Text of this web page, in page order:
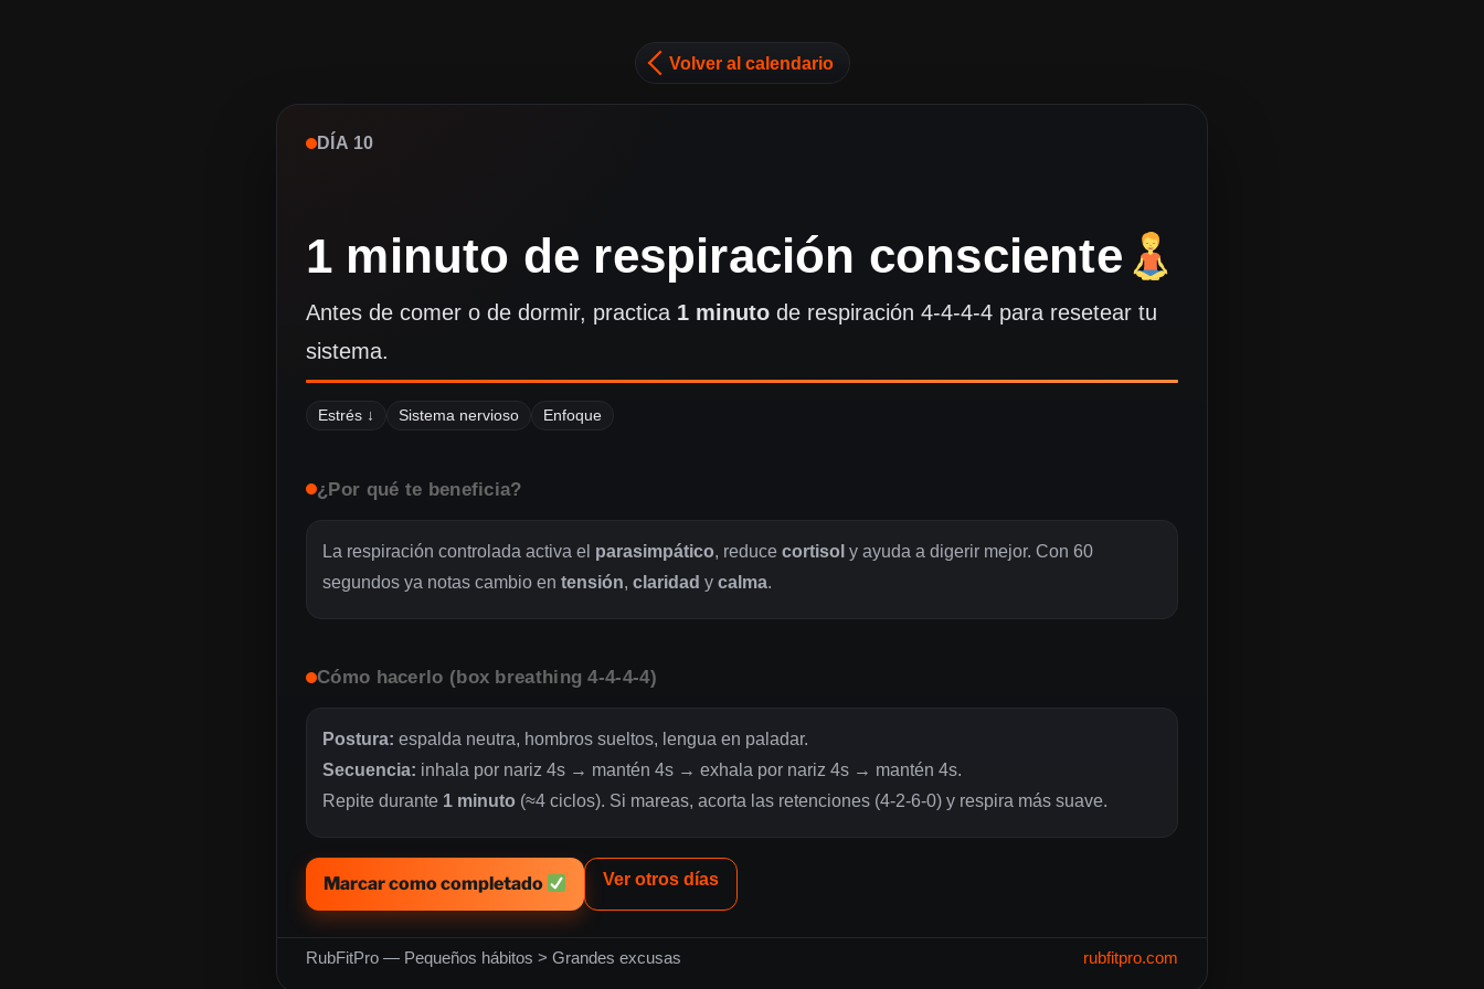
Volver al calendario
DÍA 10
1 minuto de respiración consciente
Antes de comer o de dormir, practica 1 minuto de respiración 4-4-4-4 para resetear tu
sistema.
Estrés ↓ Sistema nervioso Enfoque
¿Por qué te beneficia?
La respiración controlada activa el parasimpático, reduce cortisol y ayuda a digerir mejor. Con 60
segundos ya notas cambio en tensión, claridad y calma.
Cómo hacerlo (box breathing 4-4-4-4)
Postura: espalda neutra, hombros sueltos, lengua en paladar.
Secuencia: inhala por nariz 4s → mantén 4s → exhala por nariz 4s → mantén 4s.
Repite durante 1 minuto (≈4 ciclos). Si mareas, acorta las retenciones (4-2-6-0) y respira más suave.
Marcar como completado Ver otros días
RubFitPro — Pequeños hábitos > Grandes excusas rubfitpro.com